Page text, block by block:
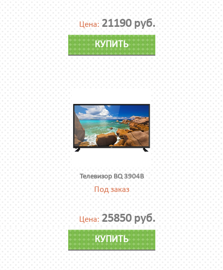
Цена: 21190 руб.
КУПИТЬ
Телевизор BQ 3904B
Под заказ
Цена: 25850 руб.
КУПИТЬ